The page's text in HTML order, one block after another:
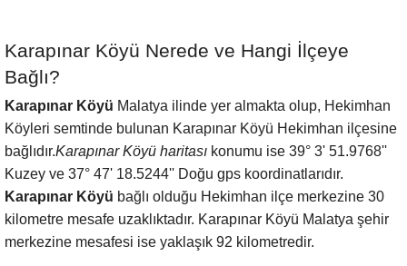
Karapınar Köyü Nerede ve Hangi İlçeye
Bağlı?
Karapınar Köyü Malatya ilinde yer almakta olup, Hekimhan
Köyleri semtinde bulunan Karapınar Köyü Hekimhan ilçesine
bağlıdır.Karapınar Köyü haritası konumu ise 39° 3' 51.9768''
Kuzey ve 37° 47' 18.5244'' Doğu gps koordinatlarıdır.
Karapınar Köyü bağlı olduğu Hekimhan ilçe merkezine 30
kilometre mesafe uzaklıktadır. Karapınar Köyü Malatya şehir
merkezine mesafesi ise yaklaşık 92 kilometredir.